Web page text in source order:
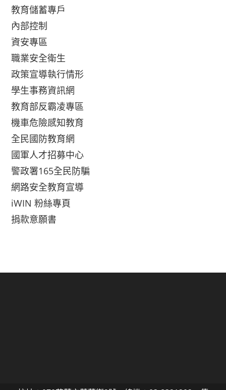
教育儲蓄專戶
內部控制
資安專區
職業安全衛生
政策宣導執行情形
學生事務資訊網
教育部反霸凌專區
機車危險感知教育
全民國防教育網
國軍人才招募中心
警政署165全民防騙
網路安全教育宣導
iWIN 粉絲專頁
捐款意願書